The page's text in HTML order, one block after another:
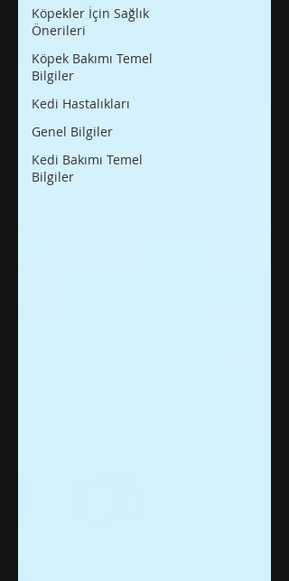
Köpekler İçin Sağlık
Önerileri
Köpek Bakımı Temel
Bilgiler
Kedi Hastalıkları
Genel Bilgiler
Kedi Bakımı Temel
Bilgiler